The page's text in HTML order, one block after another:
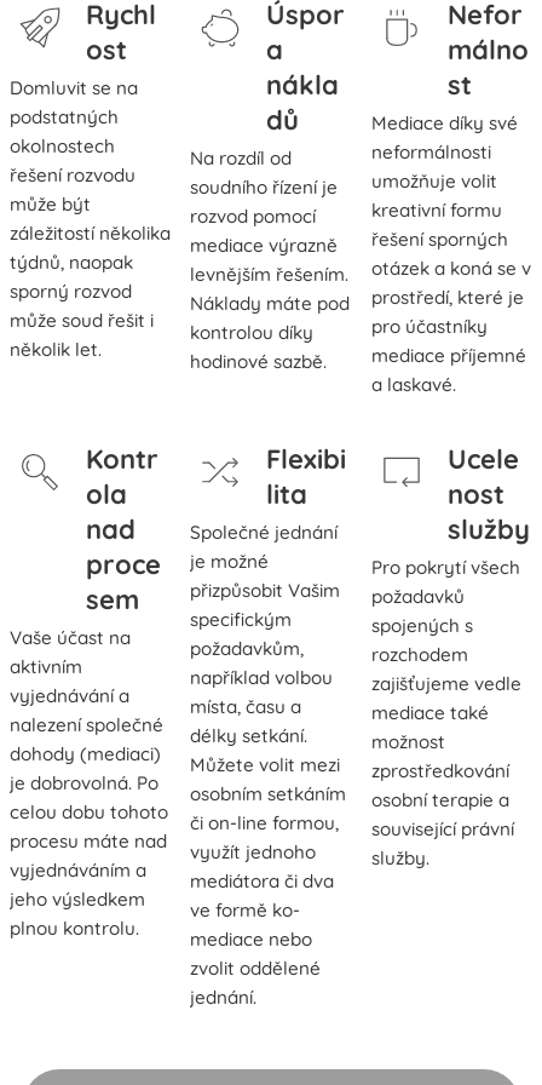
Rychl
ost
Domluvit se na
podstatných
okolnostech
řešení rozvodu
může být
záležitostí několika
týdnů, naopak
sporný rozvod
může soud řešit i
několik let.
Úspor
a
nákla
dů
Na rozdíl od
soudního řízení je
rozvod pomocí
mediace výrazně
levnějším řešením.
Náklady máte pod
kontrolou díky
hodinové sazbě.
Nefor
málno
st
Mediace díky své
neformálnosti
umožňuje volit
kreativní formu
řešení sporných
otázek a koná se v
prostředí, které je
pro účastníky
mediace příjemné
a laskavé.
Kontr
ola
nad
proce
sem
Vaše účast na
aktivním
vyjednávání a
nalezení společné
dohody (mediaci)
je dobrovolná. Po
celou dobu tohoto
procesu máte nad
vyjednáváním a
jeho výsledkem
plnou kontrolu.
Flexibi
lita
Společné jednání
je možné
přizpůsobit Vašim
specifickým
požadavkům,
například volbou
místa, času a
délky setkání.
Můžete volit mezi
osobním setkáním
či on-line formou,
využít jednoho
mediátora či dva
ve formě ko-
mediace nebo
zvolit oddělené
jednání.
Ucele
nost
služby
Pro pokrytí všech
požadavků
spojených s
rozchodem
zajišťujeme vedle
mediace také
možnost
zprostředkování
osobní terapie a
související právní
služby.